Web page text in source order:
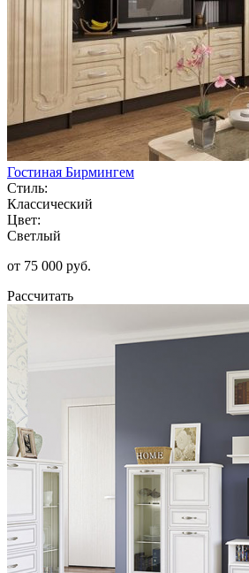
Гостиная Бирмингем
Стиль:
Классический
Цвет:
Светлый
от 75 000 руб.
Рассчитать